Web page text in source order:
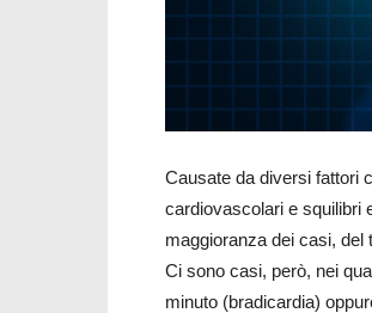
Causate da diversi fattori
cardiovascolari e squilibri
maggioranza dei casi, del
Ci sono casi, però, nei
minuto (bradicardia)